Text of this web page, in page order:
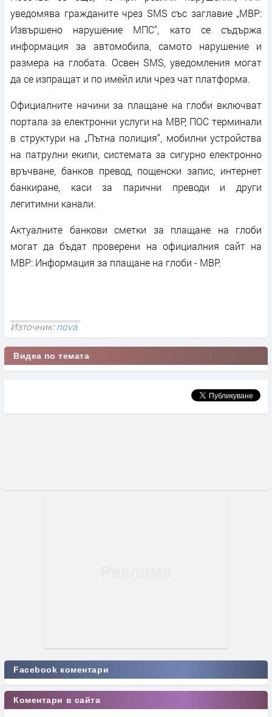
уведомява гражданите чрез SMS със заглавие „МВР:
Извършено нарушение МПС“, като се съдържа
информация за автомобила, самото нарушение и
размера на глобата. Освен SMS, уведомления могат
да се изпращат и по имейл или чрез чат платформа.
Официалните начини за плащане на глоби включват
портала за електронни услуги на МВР, ПОС терминали
в структури на „Пътна полиция“, мобилни устройства
на патрулни екипи, системата за сигурно електронно
връчване, банков превод, пощенски запис, интернет
банкиране, каси за парични преводи и други
легитимни канали.
Актуалните банкови сметки за плащане на глоби
могат да бъдат проверени на официалния сайт на
МВР: Информация за плащане на глоби - МВР.
Източник:nova
Видеа по темата
Facebook коментари
Коментари в сайта